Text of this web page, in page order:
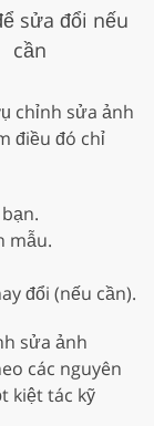
sửa đổi nếu
cần
chỉnh sửa ảnh
điều đó chỉ
mẫu.
đổi (nếu cần).
sửa ảnh
các nguyên
kiệt tác kỹ